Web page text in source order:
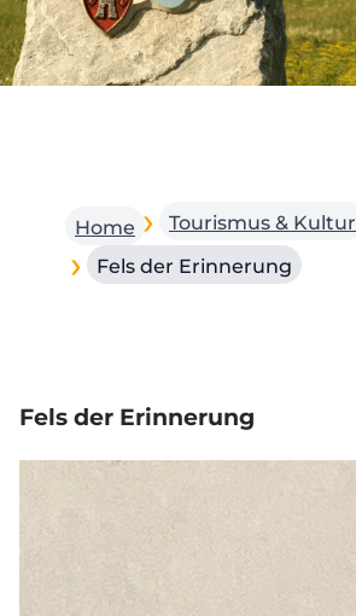
Home
Tourismus & Kultur
Fels der Erinnerung
Fels der Erinnerung